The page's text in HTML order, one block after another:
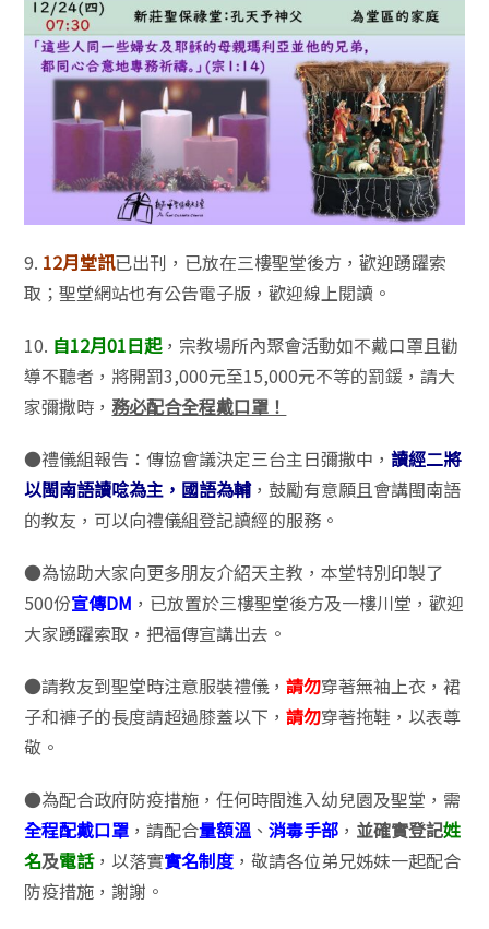
9. 12月堂訊已出刊，已放在三樓聖堂後方，歡迎踴躍索
取；聖堂網站也有公告電子版，歡迎線上閱讀。
10. 自12月01日起，宗教場所內聚會活動如不戴口罩且勸
導不聽者，將開罰3,000元至15,000元不等的罰鍰，請大
家彌撒時， 務必配合全程戴口罩！
●禮儀組報告：傳協會議決定三台主日彌撒中，讀經二將
以閩南語讀唸為主 ，國語為輔，鼓勵有意願且會講閩南語
的教友，可以向禮儀組登記讀經的服務。
●為協助大家向更多朋友介紹天主教，本堂特別印製了
500份宣傳DM ，已放置於三樓聖堂後方及一樓川堂，歡迎
大家踴躍索取，把福傳宣講出去。
●請教友到聖堂時注意服裝禮儀，請勿穿著無袖上衣，裙
子和褲子的長度請超過膝蓋以下，請勿穿著拖鞋，以表尊
敬。
●為配合政府防疫措施，任何時間進入幼兒園及聖堂，需
全程配戴口罩 ，請配合量額溫 、消毒手部 ， 並確實登記姓
名及電話，以落實實名制度 ，敬請各位弟兄姊妹一起配合
防疫措施，謝謝。